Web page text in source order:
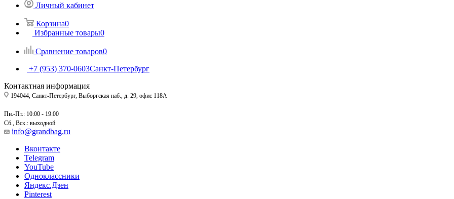
Личный кабинет
Корзина0
Избранные товары0
Сравнение товаров0
+7 (953) 370-0603Санкт-Петербург
Контактная информация
194044, Санкт-Петербург, Выборгская наб., д. 29, офис 118А
Пн.-Пт.: 10:00 - 19:00
Сб., Вск.: выходной
info@grandbag.ru
Вконтакте
Telegram
YouTube
Одноклассники
Яндекс.Дзен
Pinterest